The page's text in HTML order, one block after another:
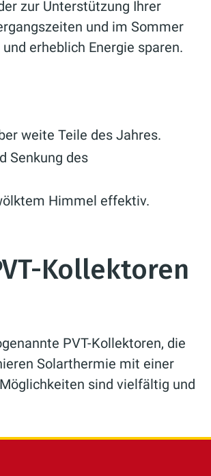
zur Unterstützung Ihrer
und im Sommer
erheblich Energie sparen.
weite Teile des Jahres.
Senkung des
Himmel effektiv.
Kollektoren
PVT-Kollektoren, die
Solarthermie mit einer
sind vielfältig und